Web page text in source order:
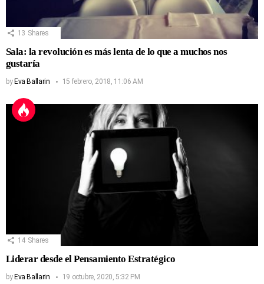
13 Shares
Sala: la revolución es más lenta de lo que a muchos nos
gustaría
by Eva Ballarin 15 febrero, 2018, 11:06 AM
14 Shares
Liderar desde el Pensamiento Estratégico
by Eva Ballarin 19 octubre, 2020, 5:32 PM